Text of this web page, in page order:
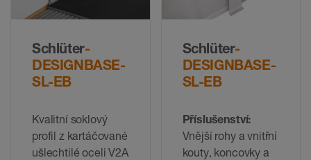
Schlüter-
DESIGNBASE-
SL-EB
Kvalitní soklový
profil z kartáčované
ušlechtilé oceli V2A
Schlüter-
DESIGNBASE-
SL-EB
Příslušenství:
Vnější rohy a vnitřní
kouty, koncovky a